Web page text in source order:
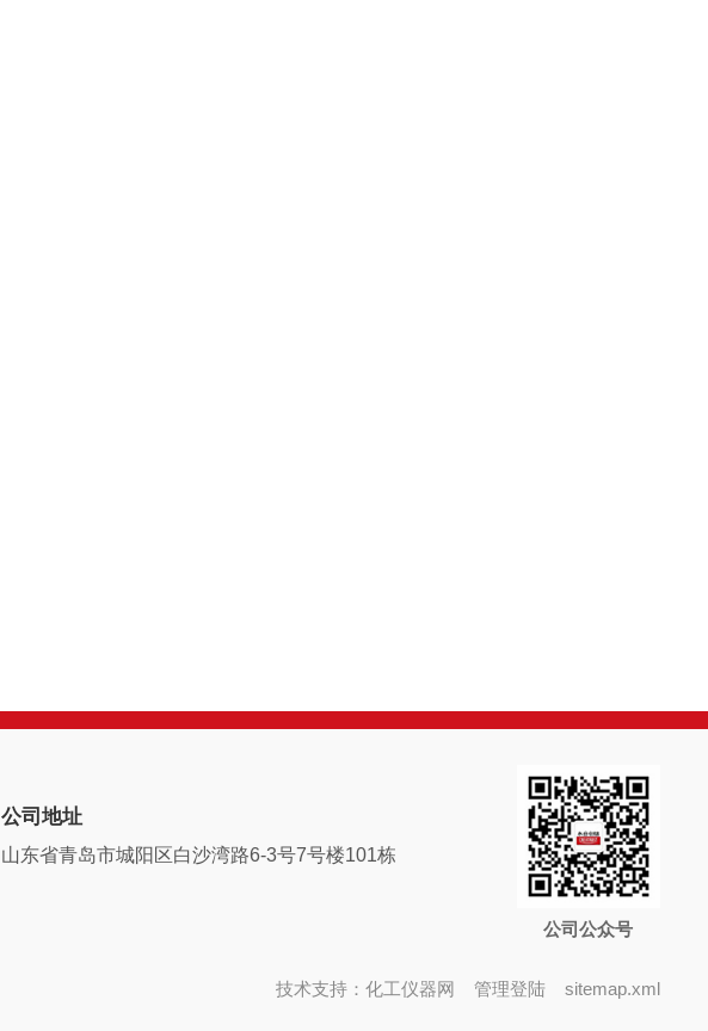
公司地址
山东省青岛市城阳区白沙湾路6-3号7号楼101栋
公司公众号
技术支持： 化工仪器网 管理登陆 sitemap.xml